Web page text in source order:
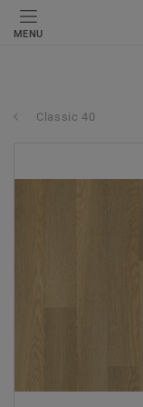
MENU
Classic 40